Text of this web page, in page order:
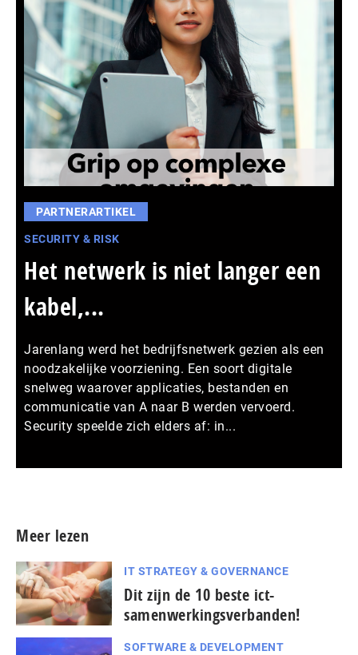
PARTNERARTIKEL
SECURITY & RISK
Het netwerk is niet langer een
kabel,...
Jarenlang werd het bedrijfsnetwerk gezien als een
noodzakelijke voorziening. Een soort digitale
snelweg waarover applicaties, bestanden en
communicatie van A naar B werden vervoerd.
Security speelde zich elders af: in...
Meer lezen
IT STRATEGY & GOVERNANCE
Dit zijn de 10 beste ict-
samenwerkingsverbanden!
SOFTWARE & DEVELOPMENT